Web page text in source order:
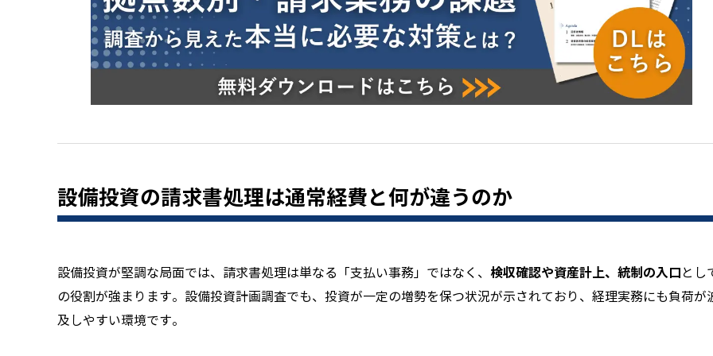
設備投資の請求書処理は通常経費と何が違うのか
設備投資が堅調な局面では、請求書処理は単なる「支払い事務」ではなく、 検収確認や資産計上、統制の入口 とし
の役割が強まります。設備投資計画調査でも、投資が一定の増勢を保つ状況が示されており、経理実務にも負荷が
及しやすい環境です。